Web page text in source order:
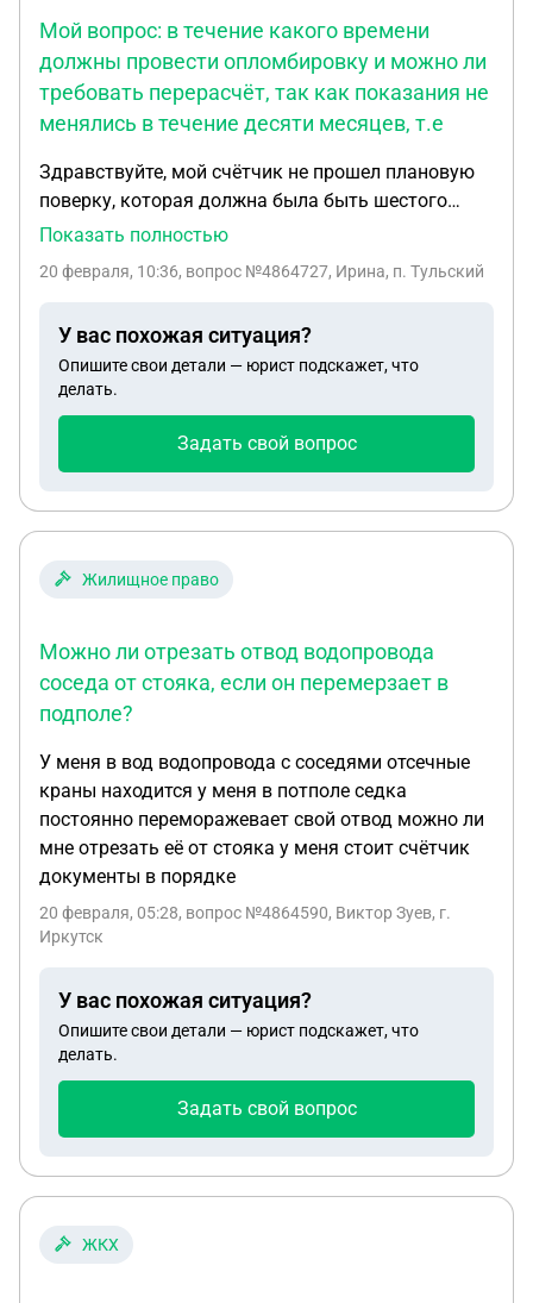
Мой вопрос: в течение какого времени
должны провести опломбировку и можно ли
требовать перерасчёт, так как показания не
менялись в течение десяти месяцев, т.е
Здравствуйте, мой счётчик не прошел плановую
поверку, которая должна была быть шестого
августа 2025 года. Так как в квартире никто не
счётчика не менялись. Мне начислялась оплата
нормативу и затем по повышенному тарифу. 27
января 2026 года счётчика прошел поверку с
теми же показаниями, но отсутствием пломбы. Я
января 2026 года, мне обещали опломбировать
оказали услугу, так не была согласована дата, и
на большое количество заявок. Мой вопрос: в
так как показания не менялись в течение десяти
месяцев, т.е. и до поверки. Счётчик все это время
был исправен.
Показать полностью
20 февраля, 10:36, вопрос №4864727, Ирина, п. Тульский
У вас похожая ситуация?
Опишите свои детали — юрист подскажет, что
делать.
Задать свой вопрос
Жилищное право
Можно ли отрезать отвод водопровода
соседа от стояка, если он перемерзает в
подполе?
У меня в вод водопровода с соседями отсечные
краны находится у меня в потполе седка
постоянно переморажевает свой отвод можно ли
мне отрезать её от стояка у меня стоит счётчик
документы в порядке
20 февраля, 05:28, вопрос №4864590, Виктор Зуев, г.
Иркутск
У вас похожая ситуация?
Опишите свои детали — юрист подскажет, что
делать.
Задать свой вопрос
ЖКХ